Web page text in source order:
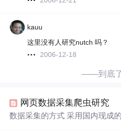
kauu
这里没有人研究nutch 吗？
2006-12-18
——到底
网页数据采集爬虫研究
数据采集的方式 采用国内现成